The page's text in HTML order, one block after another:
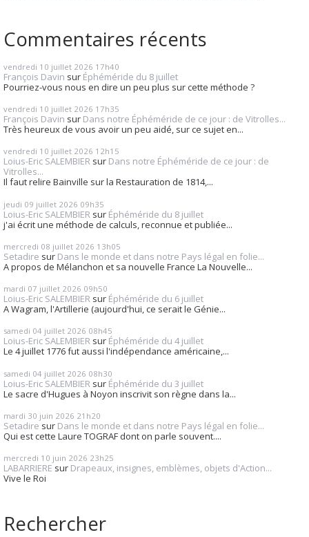
Commentaires récents
vendredi 10 juillet 2026 17h40
François Davin sur Éphéméride du 8 juillet
Pourriez-vous nous en dire un peu plus sur cette méthode ?
vendredi 10 juillet 2026 17h35
François Davin sur Dans notre Éphéméride de ce jour : de Vitrolles...
Très heureux de vous avoir un peu aidé, sur ce sujet en...
vendredi 10 juillet 2026 12h15
Loius-Eric SALEMBIER sur Dans notre Éphéméride de ce jour : de
Vitrolles...
Il faut relire Bainville sur la Restauration de 1814,...
jeudi 09 juillet 2026 09h35
Loius-Eric SALEMBIER sur Éphéméride du 8 juillet
j'ai écrit une méthode de calculs, reconnue et publiée...
mercredi 08 juillet 2026 13h05
Setadire sur Dans le monde et dans notre Pays légal en folie...
A propos de Mélanchon et sa nouvelle France La Nouvelle...
mardi 07 juillet 2026 09h50
Loius-Eric SALEMBIER sur Éphéméride du 6 juillet
A Wagram, l'Artillerie (aujourd'hui, ce serait le Génie...
samedi 04 juillet 2026 08h45
Loius-Eric SALEMBIER sur Éphéméride du 4 juillet
Le 4 juillet 1776 fut aussi l'indépendance américaine,...
samedi 04 juillet 2026 08h30
Loius-Eric SALEMBIER sur Éphéméride du 3 juillet
Le sacre d'Hugues à Noyon inscrivit son règne dans la...
mardi 30 juin 2026 21h20
Setadire sur Dans le monde et dans notre Pays légal en folie...
Qui est cette Laure TOGRAF dont on parle souvent....
mercredi 10 juin 2026 23h25
LABARRIERE sur Drapeaux, insignes, emblèmes, objets d'Action...
Vive le Roi
Rechercher